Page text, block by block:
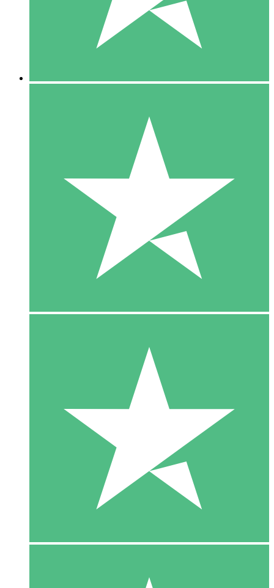
10 00
10 Nedladdningar
20 00